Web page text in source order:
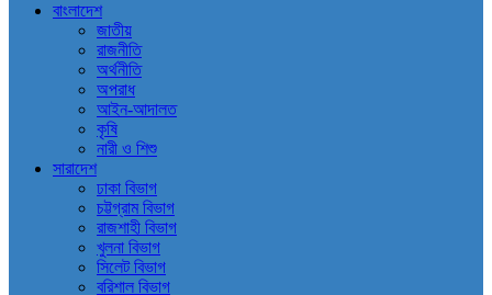
বাংলাদেশ
জাতীয়
রাজনীতি
অর্থনীতি
অপরাধ
আইন-আদালত
কৃষি
নারী ও শিশু
সারাদেশ
ঢাকা বিভাগ
চট্টগ্রাম বিভাগ
রাজশাহী বিভাগ
খুলনা বিভাগ
সিলেট বিভাগ
বরিশাল বিভাগ